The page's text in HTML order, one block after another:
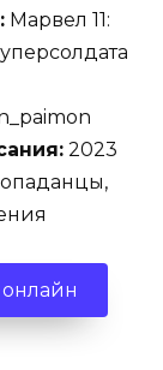
Марвел 11:
2023
онлайн